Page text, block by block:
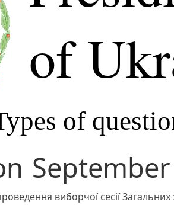
of
of
виборчої сесії